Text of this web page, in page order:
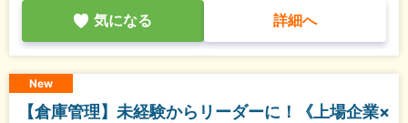
気になる 詳細へ
New
【倉庫管理】未経験からリーダーに！《上場企業×